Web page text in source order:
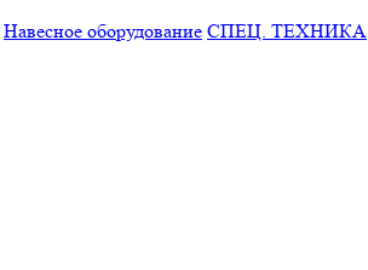
Навесное оборудование СПЕЦ. ТЕХНИКА